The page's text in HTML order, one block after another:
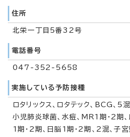
住所
北栄一丁目5番32号
電話番号
047-352-5658
実施している予防接種
ロタリックス、ロタテック、BCG、5
小児肺炎球菌、水痘、MR1期・2期
1期・2期、日脳1期・2期、2混、子